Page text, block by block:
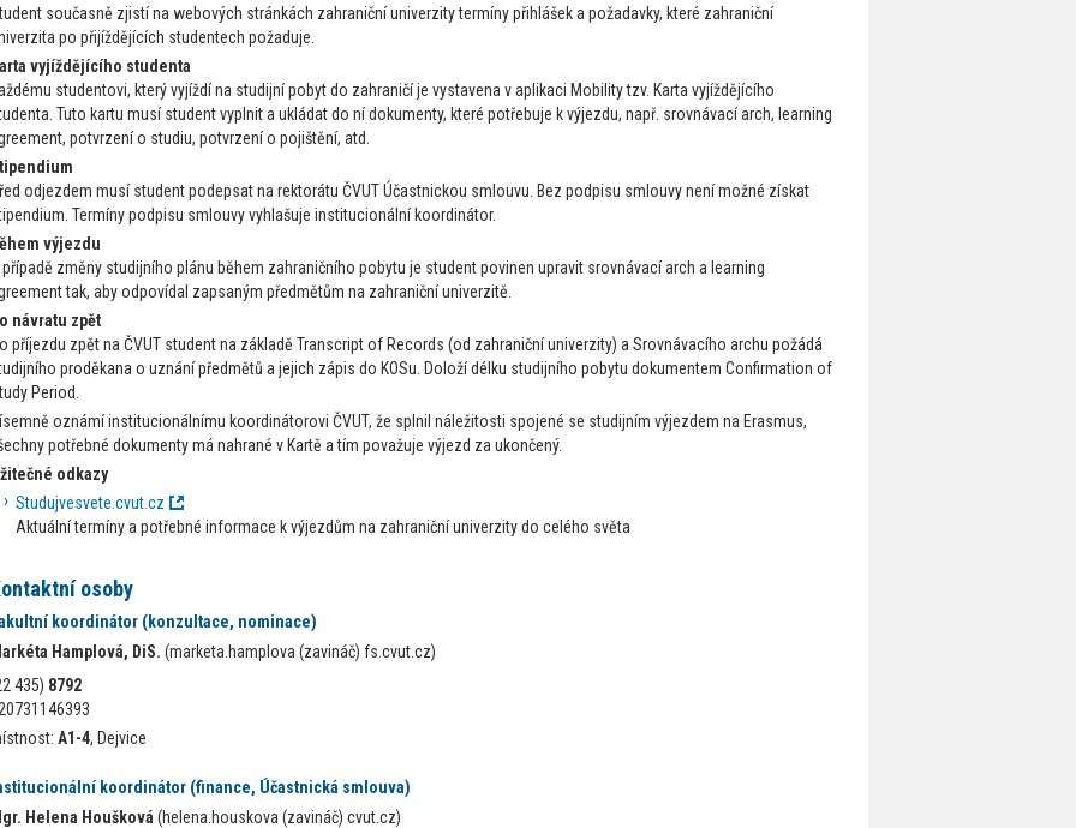
současně zjistí na webových stránkách zahraniční univerzity termíny přihlášek a požadavky, které zahraniční
po přijíždějících studentech požaduje.
vyjíždějícího studenta
studentovi, který vyjíždí na studijní pobyt do zahraničí je vystavena v aplikaci Mobility tzv. Karta vyjíždějícího
Tuto kartu musí student vyplnit a ukládat do ní dokumenty, které potřebuje k výjezdu, např. srovnávací arch, learning
potvrzení o studiu, potvrzení o pojištění, atd.
odjezdem musí student podepsat na rektorátu ČVUT Účastnickou smlouvu. Bez podpisu smlouvy není možné získat
Termíny podpisu smlouvy vyhlašuje institucionální koordinátor.
výjezdu
případě změny studijního plánu během zahraničního pobytu je student povinen upravit srovnávací arch a learning
tak, aby odpovídal zapsaným předmětům na zahraniční univerzitě.
návratu zpět
příjezdu zpět na ČVUT student na základě Transcript of Records (od zahraniční univerzity) a Srovnávacího archu požádá
proděkana o uznání předmětů a jejich zápis do KOSu. Doloží délku studijního pobytu dokumentem Confirmation of
Period.
oznámí institucionálnímu koordinátorovi ČVUT, že splnil náležitosti spojené se studijním výjezdem na Erasmus,
potřebné dokumenty má nahrané v Kartě a tím považuje výjezd za ukončený.
odkazy
Studujvesvete.cvut.cz
Aktuální termíny a potřebné informace k výjezdům na zahraniční univerzity do celého světa
osoby
koordinátor (konzultace, nominace)
Hamplová, DiS. (marketa.hamplova (zavináč) fs.cvut.cz)
435) 8792
A1-4, Dejvice
koordinátor (finance, Účastnická smlouva)
Helena Houšková (helena.houskova (zavináč) cvut.cz)